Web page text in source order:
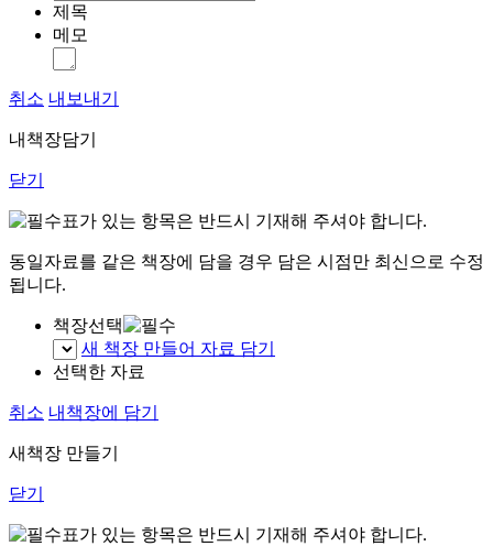
제목
메모
취소 내보내기
내책장담기
닫기
표가 있는 항목은 반드시 기재해 주셔야 합니다.
동일자료를 같은 책장에 담을 경우 담은 시점만 최신으로 수정
됩니다.
책장선택
새 책장 만들어 자료 담기
선택한 자료
취소 내책장에 담기
새책장 만들기
닫기
표가 있는 항목은 반드시 기재해 주셔야 합니다.